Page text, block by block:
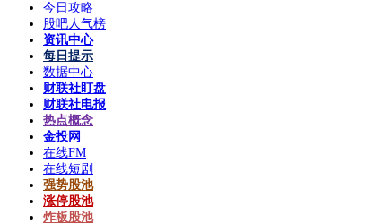
今日攻略
股吧人气榜
资讯中心
每日提示
数据中心
财联社盯盘
财联社电报
热点概念
金投网
在线FM
在线短剧
强势股池
涨停股池
炸板股池